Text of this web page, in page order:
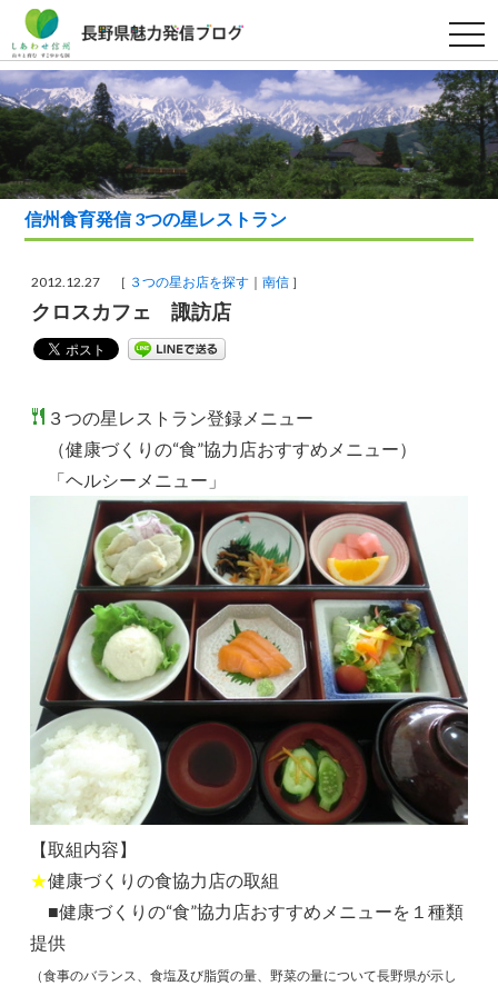
t
o
g
g
l
e
n
a
v
g
i
信州食育発信 3つの星レストラン
2012.12.27 ［ ３つの星お店を探す 南信 ］
クロスカフェ 諏訪店
３つの星レストラン登録メニュー
（健康づくりの“食”協力店おすすめメニュー）
「ヘルシーメニュー」
【取組内容】
★健康づくりの食協力店の取組
■健康づくりの“食”協力店おすすめメニューを１種類
提供
（食事のバランス、食塩及び脂質の量、野菜の量について長野県が示し